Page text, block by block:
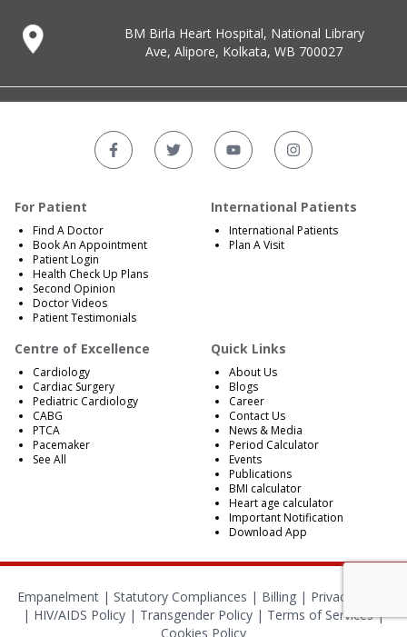
BM Birla Heart Hospital, National Library
Ave, Alipore, Kolkata, WB 700027
For Patient
Find A Doctor
Book An Appointment
Patient Login
Health Check Up Plans
Second Opinion
Doctor Videos
Patient Testimonials
International Patients
International Patients
Plan A Visit
Centre of Excellence
Cardiology
Cardiac Surgery
Pediatric Cardiology
CABG
PTCA
Pacemaker
See All
Quick Links
About Us
Blogs
Career
Contact Us
News & Media
Period Calculator
Events
Publications
BMI calculator
Heart age calculator
Important Notification
Download App
Empanelment| Statutory Compliances | Billing| Privacy Policy
| HIV/AIDS Policy | Transgender Policy | Terms of Services|
Cookies Policy